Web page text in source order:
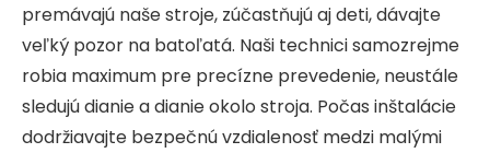
premávajú naše stroje, zúčastňujú aj deti, dávajte
veľký pozor na batoľatá. Naši technici samozrejme
robia maximum pre precízne prevedenie, neustále
sledujú dianie a dianie okolo stroja. Počas inštalácie
dodržiavajte bezpečnú vzdialenosť medzi malými